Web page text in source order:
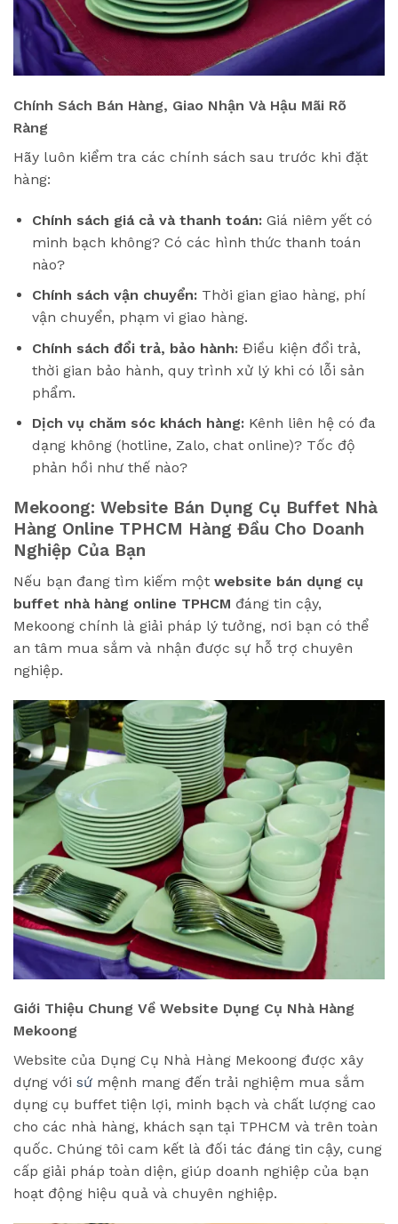
Chính Sách Bán Hàng, Giao Nhận Và Hậu Mãi Rõ
Ràng
Hãy luôn kiểm tra các chính sách sau trước khi đặt
hàng:
Chính sách giá cả và thanh toán:Giá niêm yết có
minh bạch không? Có các hình thức thanh toán
nào?
Chính sách vận chuyển:Thời gian giao hàng, phí
vận chuyển, phạm vi giao hàng.
Chính sách đổi trả, bảo hành:Điều kiện đổi trả,
thời gian bảo hành, quy trình xử lý khi có lỗi sản
phẩm.
Dịch vụ chăm sóc khách hàng:Kênh liên hệ có đa
dạng không (hotline, Zalo, chat online)? Tốc độ
phản hồi như thế nào?
Mekoong: Website Bán Dụng Cụ Buffet Nhà
Hàng Online TPHCM Hàng Đầu Cho Doanh
Nghiệp Của Bạn
Nếu bạn đang tìm kiếm một website bán dụng cụ
buffet nhà hàng online TPHCM đáng tin cậy,
Mekoong chính là giải pháp lý tưởng, nơi bạn có thể
an tâm mua sắm và nhận được sự hỗ trợ chuyên
nghiệp.
Giới Thiệu Chung Về Website Dụng Cụ Nhà Hàng
Mekoong
Website của Dụng Cụ Nhà Hàng Mekoong được xây
dựng với sứ mệnh mang đến trải nghiệm mua sắm
dụng cụ buffet tiện lợi, minh bạch và chất lượng cao
cho các nhà hàng, khách sạn tại TPHCM và trên toàn
quốc. Chúng tôi cam kết là đối tác đáng tin cậy, cung
cấp giải pháp toàn diện, giúp doanh nghiệp của bạn
hoạt động hiệu quả và chuyên nghiệp.